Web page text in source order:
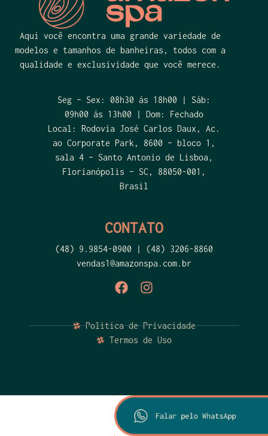
Aqui você encontra uma grande variedade de
modelos e tamanhos de banheiras, todos com a
qualidade e exclusividade que você merece.
Seg – Sex: 08h30 ás 18h00 | Sáb:
09h00 ás 13h00 | Dom: Fechado
Local: Rodovia José Carlos Daux, Ac.
ao Corporate Park, 8600 – bloco 1,
sala 4 – Santo Antonio de Lisboa,
Florianópolis – SC, 88050-001,
Brasil
CONTATO
(48) 9.9854-0900 | (48) 3206-8860
vendas1@amazonspa.com.br
Politica de Privacidade
Termos de Uso